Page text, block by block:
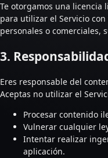
Te otorgamos una licencia
para utilizar el Servicio
personales o comerciales,
3.
Eres responsable del
Aceptas no utilizar el
Procesar contenido
Vulnerar cualquier
Intentar realizar
aplicación.